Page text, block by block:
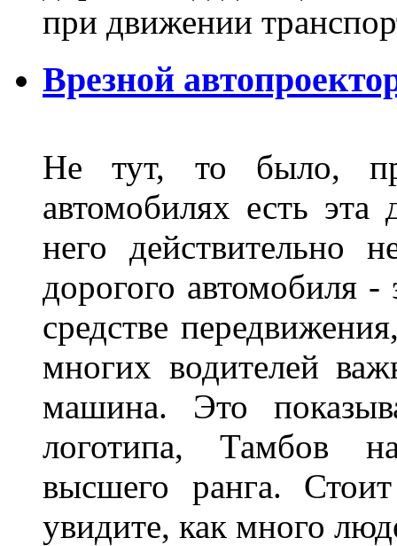
при движении
Врезной
Не тут, то было,
автомобилях есть
него действительно
дорогого автомобиля
средстве
многих водителей
машина. Это
логотипа, Тамбов
высшего ранга.
увидите, как много